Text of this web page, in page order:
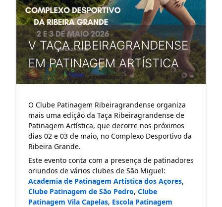
V TAÇA RIBEIRAGRANDENSE
EM PATINAGEM ARTÍSTICA
O Clube Patinagem Ribeiragrandense organiza
mais uma edição da Taça Ribeiragrandense de
Patinagem Artística, que decorre nos próximos
dias 02 e 03 de maio, no Complexo Desportivo da
Ribeira Grande.
Este evento conta com a presença de patinadores
Academia de Patinagem Artística dos Açores
Clube Patinagem de São Pedro, Clube
Patinagem Vila Capelas, Escola Patinagem